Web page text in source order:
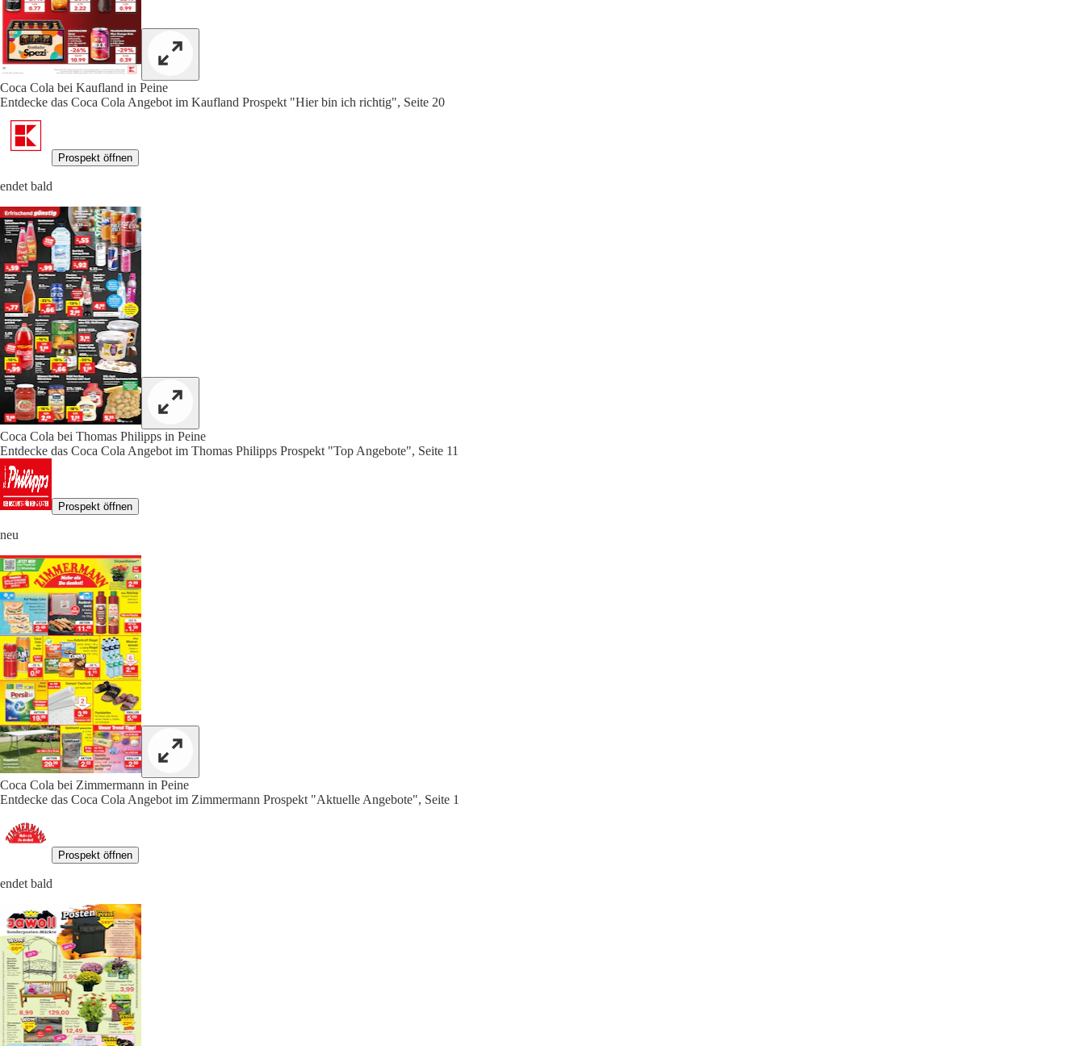
Coca Cola bei Kaufland in Peine
Entdecke das Coca Cola Angebot im Kaufland Prospekt "Hier bin ich richtig", Seite 20
Prospekt öffnen
endet bald
Coca Cola bei Thomas Philipps in Peine
Entdecke das Coca Cola Angebot im Thomas Philipps Prospekt "Top Angebote", Seite 11
Prospekt öffnen
neu
Coca Cola bei Zimmermann in Peine
Entdecke das Coca Cola Angebot im Zimmermann Prospekt "Aktuelle Angebote", Seite 1
Prospekt öffnen
endet bald